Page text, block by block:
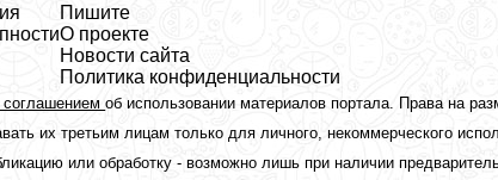
Пишите
О проекте
Новости сайта
Политика конфиденциальности
соглашениемоб использовании материалов портала. Права на
их третьим лицам только для личного, некоммерческого
или обработку - возможно лишь при наличии